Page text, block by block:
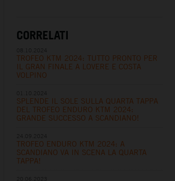
CORRELATI
TROFEO KTM 2024: TUTTO PRONTO PER
IL GRAN FINALE A LOVERE E COSTA
VOLPINO
SPLENDE IL SOLE SULLA QUARTA TAPPA
DEL TROFEO ENDURO KTM 2024:
GRANDE SUCCESSO A SCANDIANO!
TROFEO ENDURO KTM 2024: A
SCANDIANO VA IN SCENA LA QUARTA
TAPPA!